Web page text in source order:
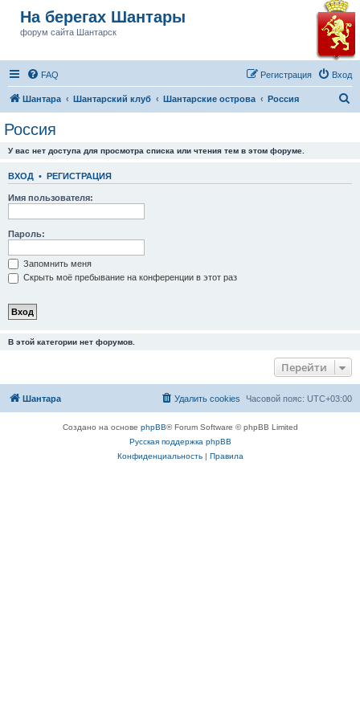
На берегах Шантары
форум сайта Шантарск
FAQ Вход
Регистрация
Шантара Шантарский клуб Шантарские острова Россия
Россия
У вас нет доступа для просмотра списка или чтения тем в этом форуме.
ВХОД • РЕГИСТРАЦИЯ
Имя пользователя:
Пароль:
Запомнить меня
Скрыть моё пребывание на конференции в этот раз
В этой категории нет форумов.
Перейти
Шантара Часовой пояс: UTC+03:00
Удалить cookies
Создано на основе phpBB® Forum Software © phpBB Limited
Русская поддержка phpBB
Конфиденциальность| Правила